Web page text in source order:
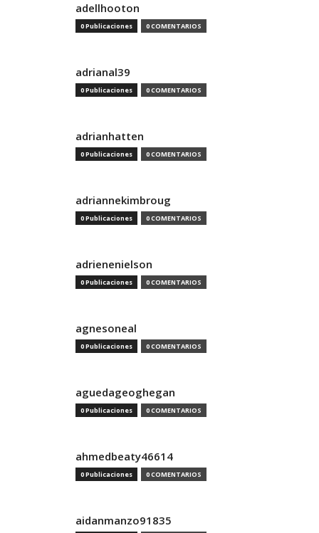
adellhooton
0 Publicaciones 0 COMENTARIOS
adrianal39
0 Publicaciones 0 COMENTARIOS
adrianhatten
0 Publicaciones 0 COMENTARIOS
adriannekimbroug
0 Publicaciones 0 COMENTARIOS
adrienenielson
0 Publicaciones 0 COMENTARIOS
agnesoneal
0 Publicaciones 0 COMENTARIOS
aguedageoghegan
0 Publicaciones 0 COMENTARIOS
ahmedbeaty46614
0 Publicaciones 0 COMENTARIOS
aidanmanzo91835